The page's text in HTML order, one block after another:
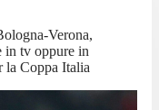
Verona,
in tv oppure in
la Coppa Italia